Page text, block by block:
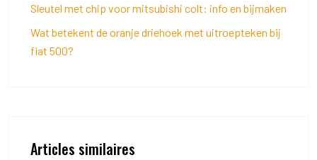
Sleutel met chip voor mitsubishi colt: info en bijmaken
Wat betekent de oranje driehoek met uitroepteken bij
fiat 500?
Articles similaires